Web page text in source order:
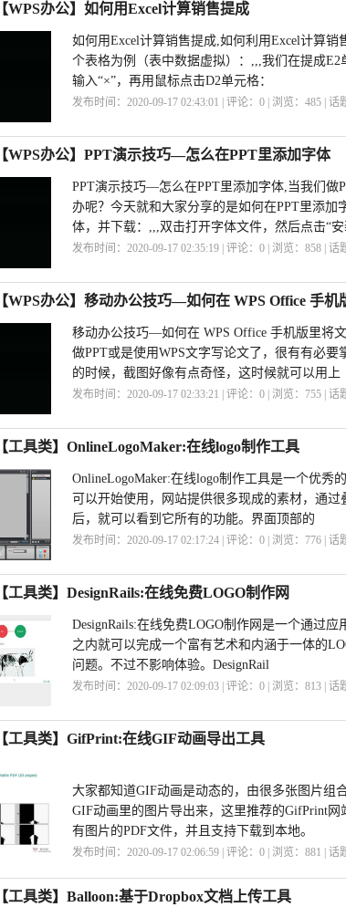
【WPS办公】如何用Excel计算销售提成
如何用Excel计算销售提成,如何利用Excel计算
个表格为例（表中数据虚拟）：,,,我们在提成
输入“×”，再用鼠标点击D2单元格：
发布时间：2020-09-17 02:43:01 | 评论：0 | 浏览：485 | 话
【WPS办公】PPT演示技巧—怎么在PPT里添加字体
PPT演示技巧—怎么在PPT里添加字体,当我们做
办呢？今天就和大家分享的是如何在PPT里添
体，并下载：,,,双击打开字体文件，然后点击“
发布时间：2020-09-17 02:35:19 | 评论：0 | 浏览：858 | 话
【WPS办公】移动办公技巧—如何在 WPS Office 手
移动办公技巧—如何在 WPS Office 手机版里将
做PPT或是使用WPS文字写论文了，很有有必
的时候，截图好像有点奇怪，这时候就可以用上
发布时间：2020-09-17 02:33:21 | 评论：0 | 浏览： 755 | 话
【工具类】OnlineLogoMaker:在线logo制作工具
OnlineLogoMaker:在线logo制作工具是一个优秀
可以开始使用，网站提供很多现成的素材，通
后，就可以看到它所有的功能。界面顶部的
发布时间：2020-09-17 02:17:24 | 评论：0 | 浏览： 776 | 话
【工具类】DesignRails:在线免费LOGO制作网
DesignRails:在线免费LOGO制作网是一个通过
之内就可以完成一个富有艺术和内涵于一体的
问题。不过不影响体验。DesignRail
发布时间：2020-09-17 02:09:03 | 评论：0 | 浏览：813 | 话
【工具类】GifPrint:在线GIF动画导出工具
大家都知道GIF动画是动态的，由很多张图片组
GIF动画里的图片导出来，这里推荐的GifPrint
有图片的PDF文件，并且支持下载到本地。
发布时间：2020-09-17 02:06:59 | 评论：0 | 浏览：881 | 话
画
GifPrint
【工具类】Balloon:基于Dropbox文档上传工具